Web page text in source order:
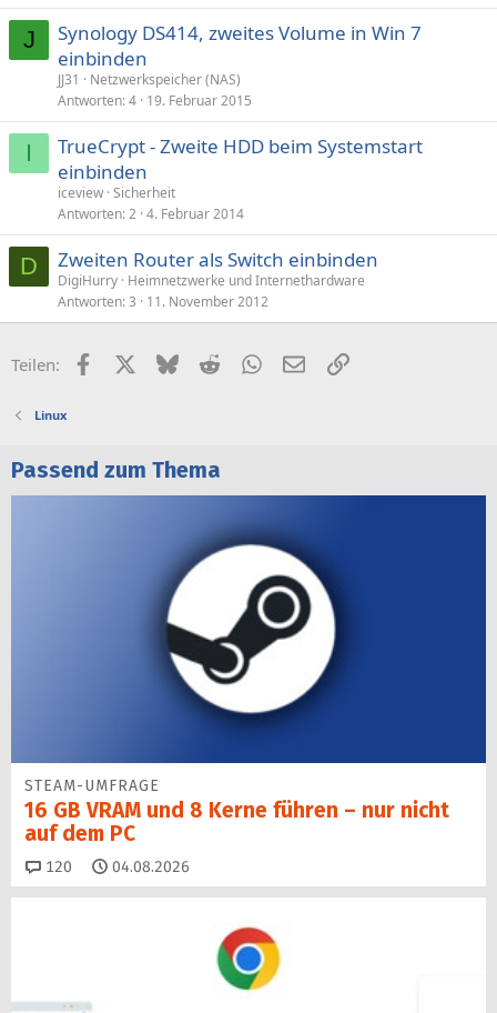
J
Synology DS414, zweites Volume in Win 7
einbinden
JJ31
Netzwerkspeicher (NAS)
Antworten 4 19. Februar 2015
I
TrueCrypt - Zweite HDD beim Systemstart
einbinden
iceview Sicherheit
Antworten 2 4. Februar 2014
D Zweiten Router als Switch einbinden
DigiHurry Heimnetzwerke und Internethardware
Antworten 3 11. November 2012
Teilen: FacebookX (Twitter)
BlueskyRedditWhatsApp
E-MailLink
Linux
Passend zum Thema
STEAM-UMFRAGE
16 GB VRAM und 8 Kerne führen – nur nicht
auf dem PC
120 Kommentare
04.08.2026